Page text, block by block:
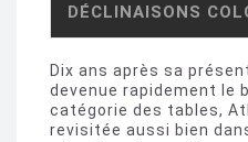
DÉCLINAISONS
Dix ans après sa
devenue rapidement le
catégorie des tables,
revisitée aussi bien